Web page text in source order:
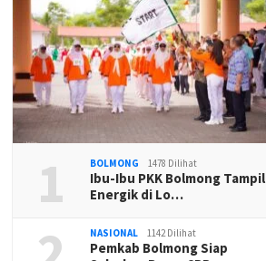
1 BOLMONG 1478 Dilihat
Ibu-Ibu PKK Bolmong Tampil
Energik di Lo…
NASIONAL 1142 Dilihat
Pemkab Bolmong Siap